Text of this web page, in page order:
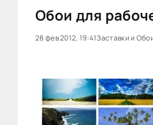
Обои для
28 фев 2012, 19:41Заставки и
0 1 2